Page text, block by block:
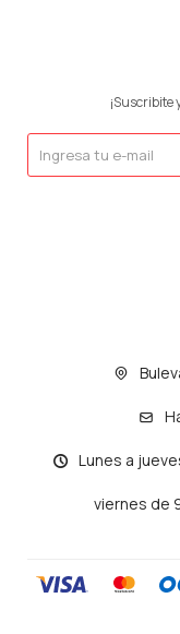
Lunes a
viernes de
¡Suscribite